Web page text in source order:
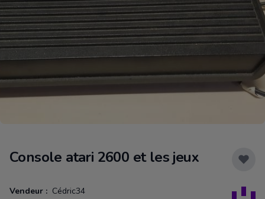
Console atari 2600 et les jeux
Vendeur : Cédric34